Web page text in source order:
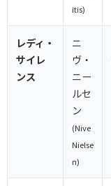
itis)
レディ・
サイレ
ンス
ニ
ヴ・
ニー
ルセ
ン
(Nive
Nielse
n)